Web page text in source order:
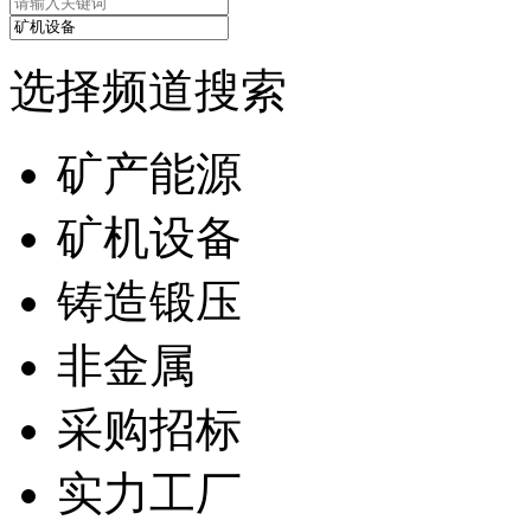
选择频道搜索
矿产能源
矿机设备
铸造锻压
非金属
采购招标
实力工厂